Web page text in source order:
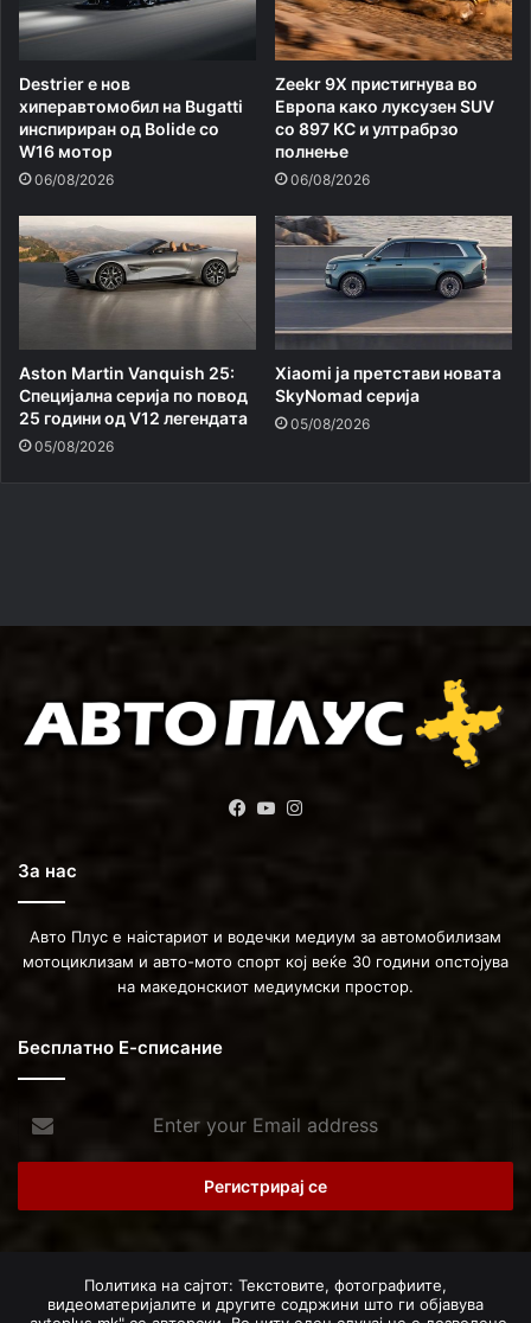
Destrier е нов
хиперавтомобил на Bugatti
инспириран од Bolide со
W16 мотор
06/08/2026
Zeekr 9X пристигнува во
Европа како луксузен SUV
со 897 КС и ултрабрзо
полнење
06/08/2026
Aston Martin Vanquish 25:
Специјална серија по повод
25 години од V12 легендата
05/08/2026
Xiaomi ja претстави новата
SkyNomad серија
05/08/2026
Facebook
YouTube
За нас
Авто Плус е наістариот и водечки медиум за автомобилизам
мотоциклизам и авто-мото спорт кој веќе 30 години опстојува
на македонскиот медиумски простор.
Бесплатно Е-списание
Enter
your
Email
Политика на сајтот: Текстовите, фотографиите,
видеоматеријалите и другите содржини што ги објавува